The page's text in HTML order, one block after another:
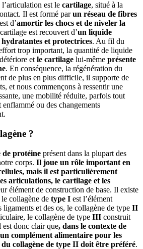
est le cartilage, situé à la
Il est formé parun réseau de fibres
d’amortir les chocs et de niveler la
est recouvert d’un liquide
et protectrices. Au fil du
trop important, la quantité de liquide
et le cartilage lui-même présente
. En conséquence, la régénération du
de plus en plus difficile, il supporte de
et nous commençons à ressentir une
une mobilité réduite, parfois tout
enflammé ou des changements
?
de protéine présent dans la plupart des
corps. Il joue un rôle important en
mais il est particulièrement
articulations, le cartilage et les
élément de construction de base. Il existe
collagène de type I est l’élément
et des os, le collagène de type II
le collagène de type III construit
est donc clair que, dans le contexte de
complément alimentaire pour les
collagène de type II doit être préféré.